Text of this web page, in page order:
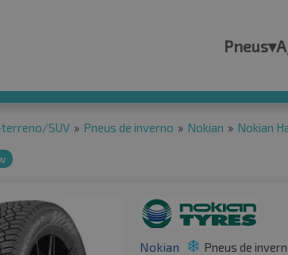
Pneus▾
SUV » Pneus de inverno » Nokian » Nokian
Nokian Pneus de